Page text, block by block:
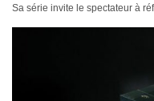
Sa série invite le spectateur à